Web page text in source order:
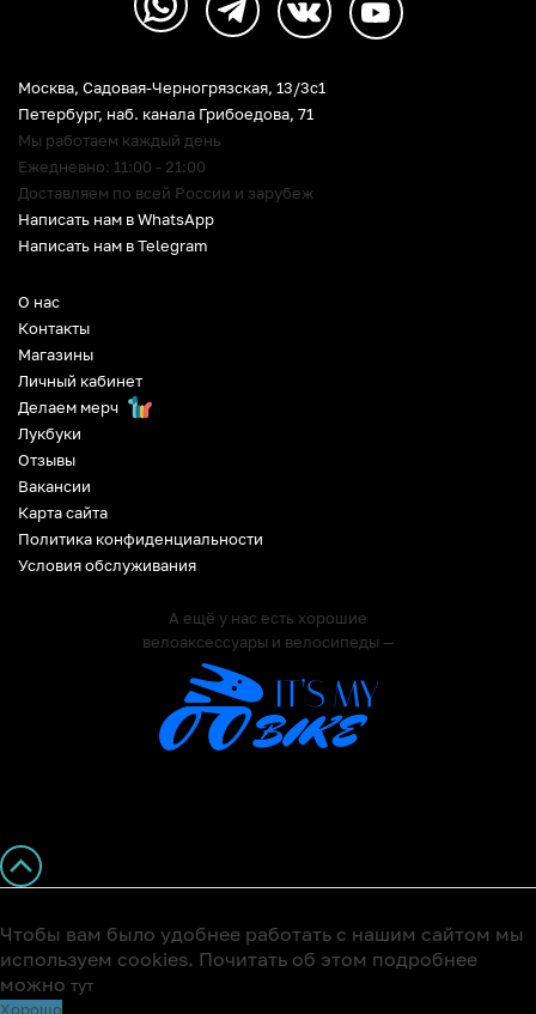
О нас
Контакты
Магазины
Личный кабинет
Делаем мерч
Лукбуки
Отзывы
Вакансии
Карта сайта
Политика конфиденциальности
Условия обслуживания
А ещё у нас есть хорошие
велоаксессуары и велосипеды —
Москва, Садовая-Черногрязская, 13/3c1
Петербург, наб. канала Грибоедова, 71
Мы работаем каждый день
Ежедневно: 11:00 - 21:00
Доставляем по всей России и зарубеж
Написать нам в WhatsApp
Написать нам в Telegram
Чтобы вам было удобнее работать с нашим сайтом мы
используем cookies. Почитать об этом подробнее
можно тут
Хорошо